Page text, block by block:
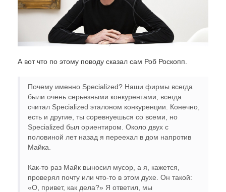
А вот что по этому поводу сказал сам Роб Роскопп.
Почему именно Specialized? Наши фирмы всегда
были очень серьезными конкурентами, всегда
считал Specialized эталоном конкуренции. Конечно,
есть и другие, ты соревнуешься со всеми, но
Specialized был ориентиром. Около двух с
половиной лет назад я переехал в дом напротив
Майка.
Как-то раз Майк выносил мусор, а я, кажется,
проверял почту или что-то в этом духе. Он такой:
«О, привет, как дела?» Я ответил, мы